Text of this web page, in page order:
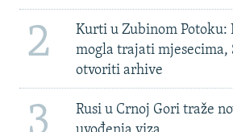
2
Kurti u Zubinom Potoku:
mogla trajati
otvoriti arhive
Rusi u Crnoj Gori traže